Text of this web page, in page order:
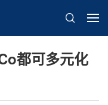
都可多元化